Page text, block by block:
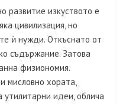
развитие изкуството е
цивилизация, но
ѝ нужди. Откъснато от
съдържание. Затова
физиономия.
мисловно хората,
утилитарни идеи, облича